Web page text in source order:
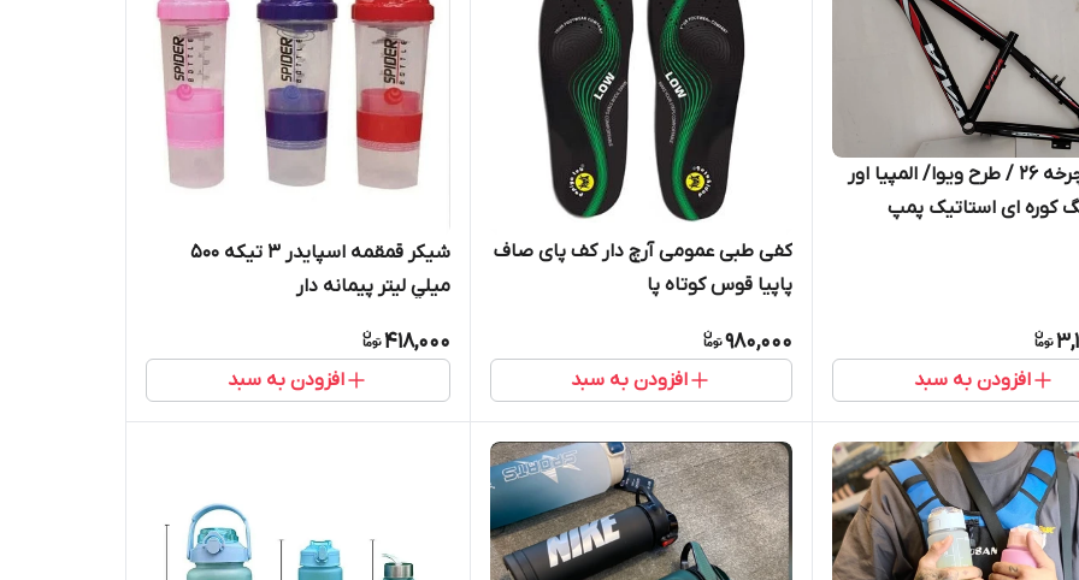
تنه دوچرخه ۲۶ / طرح ویوا/ المپیا اور
کوره ای استاتیک پمپ
افزودن به سبد
کفی طبی عمومی آرچ دار کف پای صاف
پاپیا قوس کوتاه پا
980,000
افزودن به سبد
شیکر قمقمه اسپایدر ٣ تيكه 500
ميلي ليتر پيمانه دار
418,000
افزودن به سبد